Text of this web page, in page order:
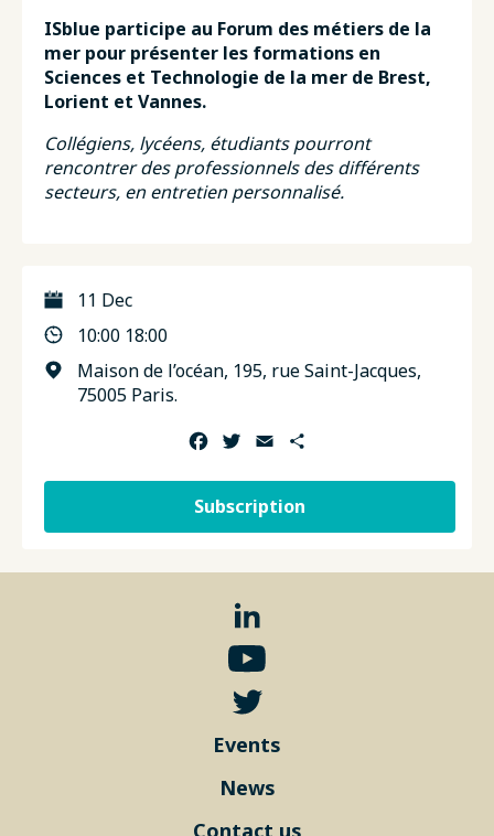
ISblue participe au Forum des métiers de la
mer pour présenter les formations en
Sciences et Technologie de la mer de Brest,
Lorient et Vannes.
Collégiens, lycéens, étudiants pourront
rencontrer des professionnels des différents
secteurs, en entretien personnalisé.
11 Dec
10:00 18:00
Maison de l’océan, 195, rue Saint-Jacques,
75005 Paris.
Facebook
TwitterEmailShare
Subscription
Events
News
Contact us